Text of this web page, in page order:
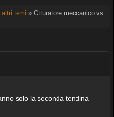
altri temi » Otturatore meccanico vs
solo la seconda tendina